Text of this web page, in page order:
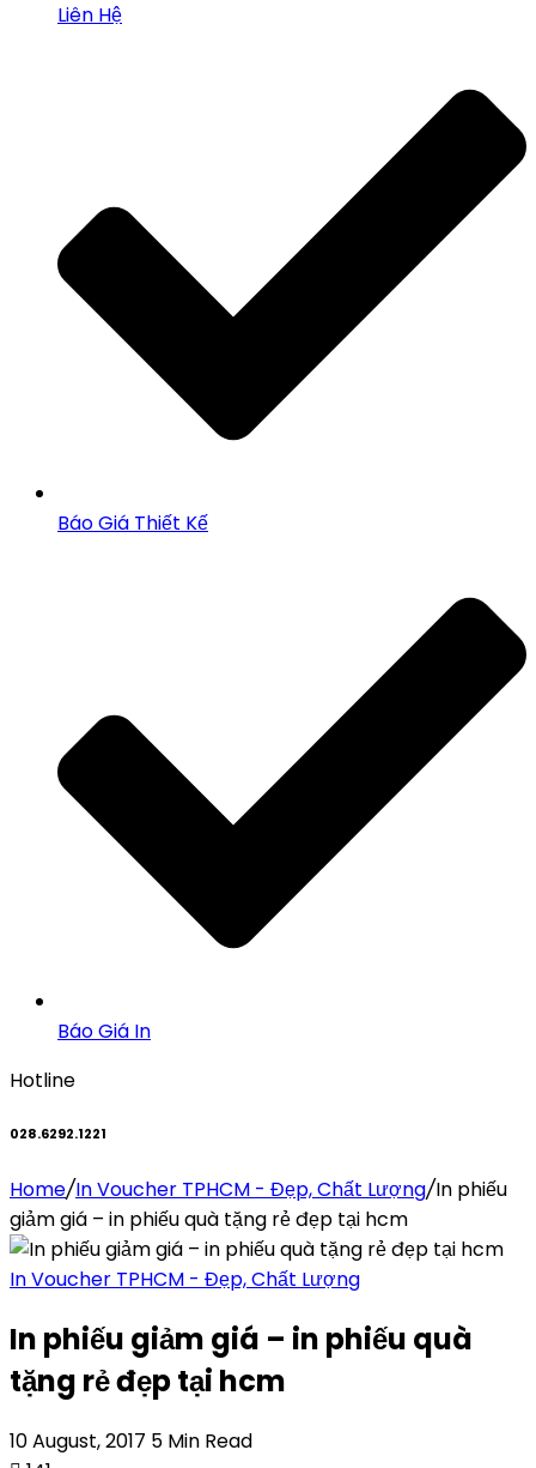
Liên Hệ
Báo Giá Thiết Kế
Báo Giá In
Hotline
028.6292.1221
Home/In Voucher TPHCM - Đẹp, Chất Lượng/In phiếu
giảm giá – in phiếu quà tặng rẻ đẹp tại hcm
In Voucher TPHCM - Đẹp, Chất Lượng
In phiếu giảm giá – in phiếu quà
tặng rẻ đẹp tại hcm
10 August, 2017 5 Min Read